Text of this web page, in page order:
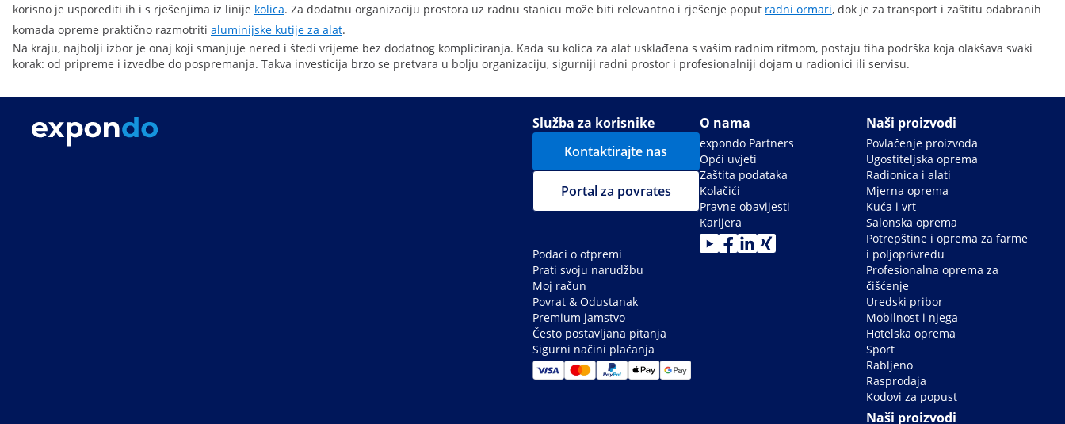
korisno je usporediti ih i s rješenjima iz linije kolica. Za dodatnu organizaciju prostora uz radnu stanicu može biti relevantno i rješenje poput radni ormari, dok je za transport i zaštitu odabranih
komada opreme praktično razmotriti aluminijske kutije za alat.
Na kraju, najbolji izbor je onaj koji smanjuje nered i štedi vrijeme bez dodatnog kompliciranja. Kada su kolica za alat usklađena s vašim radnim ritmom, postaju tiha podrška koja olakšava svaki
korak: od pripreme i izvedbe do pospremanja. Takva investicija brzo se pretvara u bolju organizaciju, sigurniji radni prostor i profesionalniji dojam u radionici ili servisu.
Služba za korisnike
Kontaktirajte nas
Portal za povrates
Podaci o otpremi
Prati svoju narudžbu
Moj račun
Povrat & Odustanak
Premium jamstvo
Često postavljana pitanja
Sigurni načini plaćanja
O nama
expondo Partners
Opći uvjeti
Zaštita podataka
Kolačići
Pravne obavijesti
Karijera
Naši proizvodi
Povlačenje proizvoda
Ugostiteljska oprema
Radionica i alati
Mjerna oprema
Kuća i vrt
Salonska oprema
Potrepštine i oprema za farme
i poljoprivredu
Profesionalna oprema za
čišćenje
Uredski pribor
Mobilnost i njega
Hotelska oprema
Sport
Rabljeno
Rasprodaja
Kodovi za popust
Naši proizvodi